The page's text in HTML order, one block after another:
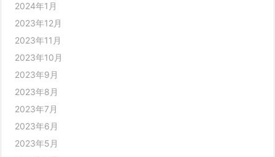
2024年1月
2023年12月
2023年11月
2023年10月
2023年9月
2023年8月
2023年7月
2023年6月
2023年5月